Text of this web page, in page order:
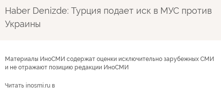
Haber Denizde: Турция подает иск в МУС против
Украины
Материалы ИноСМИ содержат оценки исключительно зарубежных СМИ
и не отражают позицию редакции ИноСМИ
Читать inosmi.ru в